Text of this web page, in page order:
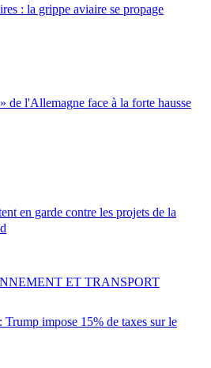
: la grippe aviaire se propage
de l'Allemagne face à la forte hausse
en garde contre les projets de la
Trump impose 15% de taxes sur le
ET TRANSPORT